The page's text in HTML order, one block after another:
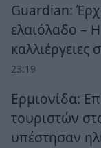
Guardian:
ελαιόλαδο –
23:19
Ερμιονίδα:
τουριστών
υπέστησαν